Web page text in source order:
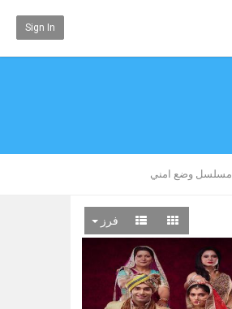
Sign In
مسلسل وضع امني
فرز